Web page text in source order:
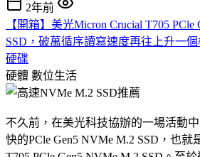
2年前
【開箱】美光Micron Crucial T705 PCle
SSD，破萬循序讀寫速度再往上升一
硬碟
硬體 數位生活
不久前，在美光科技協辦的一場活動
快的PCle Gen5 NVMe M.2 SSD，也就